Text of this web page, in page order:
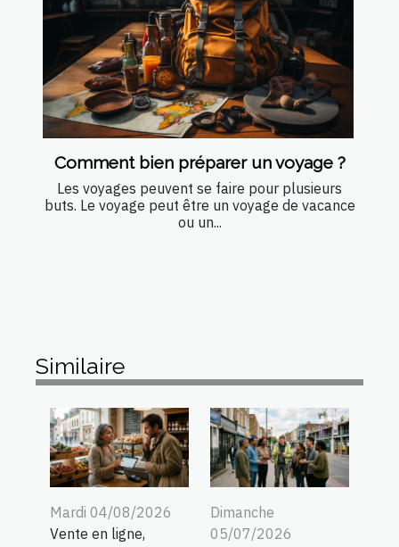
Comment bien préparer un voyage ?
Les voyages peuvent se faire pour plusieurs
buts. Le voyage peut être un voyage de vacance
ou un...
Similaire
Mardi 04/08/2026
Vente en ligne,
Dimanche
05/07/2026